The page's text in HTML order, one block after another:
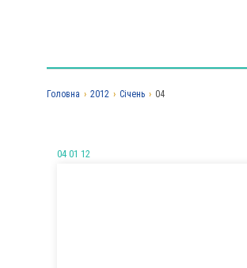
Головна › 2012 › Січень › 04
04 01 12